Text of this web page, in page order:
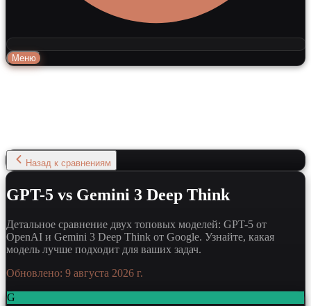
Меню
Назад к сравнениям
GPT-5 vs Gemini 3 Deep Think
Детальное сравнение двух топовых моделей: GPT-5 от
OpenAI и Gemini 3 Deep Think от Google. Узнайте, какая
модель лучше подходит для ваших задач.
Обновлено: 9 августа 2026 г.
G